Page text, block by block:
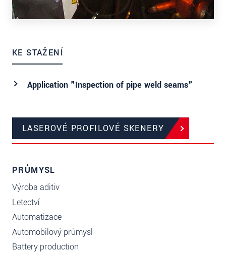
KE STAŽENÍ
Application "Inspection of pipe weld seams"
LASEROVÉ PROFILOVÉ SKENERY
PRŮMYSL
Výroba aditiv
Letectví
Automatizace
Automobilový průmysl
Battery production